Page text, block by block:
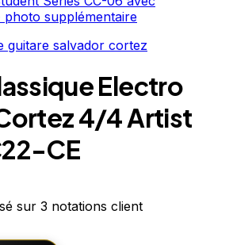
Electro
4/4 Artist
CE
sur 3 notations client